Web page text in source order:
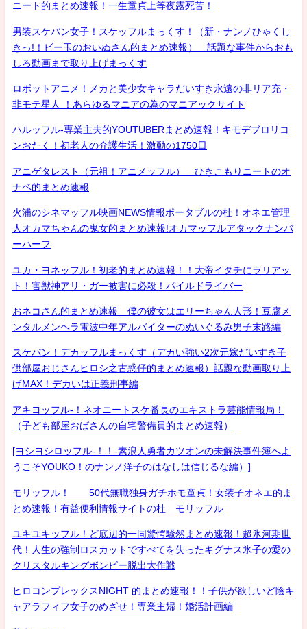
ニート的まとめ速報！一生童貞上等夜露死苦！
男装スケバン女子！スケッフルまっくす！（新・ナンノひゃくし
きっ!！ビー玉のおいぬさん的まとめ速報） 話題な事件からおも
しろ動画まで取り上げまっくす
ロボットアニメ！メカと美少女キャラだいすき永遠の非リア充・
非モテ星人 ！あらゆるマニアの為のマニアックサイト
ハルッフル-専業主夫的YOUTUBERまとめ速報！キモデブロリコ
ンおたく！初老人の介護生活！激動の1750日
アニゲタレスト（元祖！アニメッフル） ひきこもりニートのオ
ナベ的まとめ速報
火浦のシネマッフル映画NEWS情報ポータブルの杜！オネエ管理
人オカマちゃんの鬼女的まとめ速報!オカマッフルアタックナンバ
ーハーフ
ユカ・ヨネッフル！初老的まとめ速報！！大帝イタチにラリアッ
ト！害獣神アリ・ガー被害に必殺！パイルドライバー
おネコさん的まとめ速報 僕の彼女はエリーちゃん人形！豆腐メ
ンタルメンヘラ電波中年アルバイターのぬいぐるみ男子末路編
スケバン！デカッフルまっくす（デカい強い2次元嫁だいすき子
供部屋おじさんヒロシ之古惑仔的まとめ速報）話題な動画取り上
げMAX！デカいは正義刑事編
アキヨッフル-！ネオニートスケ番長のエキストラ芸能情報局！
（子ども部屋おばさんの自宅警備員的まとめ速報）
[ヨシヨシロッフル-！！-素浪人勇者カツオンの未解決事件簿へよ
うこそYOUKO！のナンノ洋子のはなしは信じるな編）]
モリッフル！ 50代無職独身ガチホモ童貞！女装子オネエ的ま
とめ速報！有益便利情報サイトの杜 モリッフル
ユキユキッフル！ど底辺的一同驚愕騒然まとめ速報！超氷河期世
代！人生の強制ロスカットですべてを失ったキグナス氷子の愛の
クリスタルキングボンビー脱出大作戦
ヒロコンプレックスNIGHT 的まとめ速報！！子供が欲しいど陰キ
ャアラフィフ女子のめざせ！専業主婦！婚活計画編